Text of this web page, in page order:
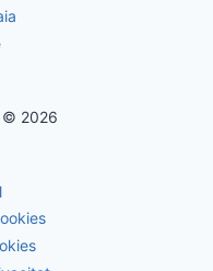
© 2026